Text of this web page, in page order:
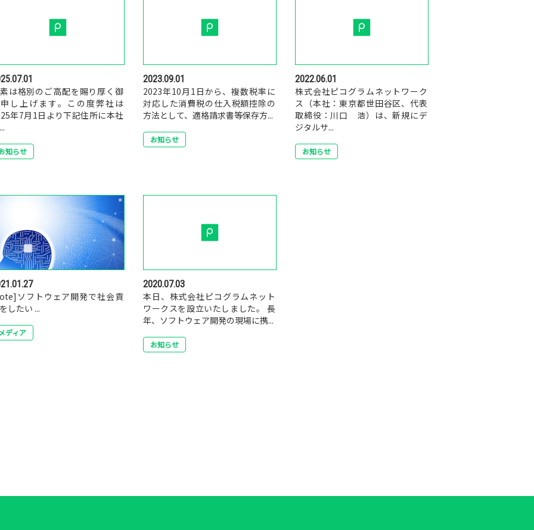
は格別のご高配を賜り厚く御
し上げます。この度弊社は
年7月1日より下記住所に本社
知らせ
2023.09.01
2023年10月1日から、複数税率に
対応した消費税の仕入税額控除の
方法として、適格請求書等保存方...
お知らせ
2022.06.01
株式会社ピコグラムネットワーク
ス（本社：東京都世田谷区、代表
取締役：川口 浩）は、新規にデ
ジタルサ...
お知らせ
ソフトウェア開発で社会貢
したい ...
ディア
2020.07.03
本日、株式会社ピコグラムネット
ワークスを設立いたしました。 長
年、ソフトウェア開発の現場に携...
お知らせ